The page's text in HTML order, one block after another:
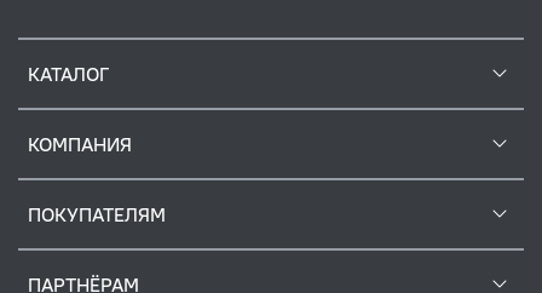
КАТАЛОГ
КОМПАНИЯ
ПОКУПАТЕЛЯМ
ПАРТНЁРАМ